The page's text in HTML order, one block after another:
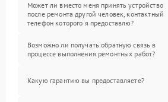
Может ли вместо меня принять устройство
после ремонта другой человек, контактный
телефон которого я предоставлю?
Возможно ли получать обратную связь в
процессе выполнения ремонтных работ?
Какую гарантию вы предоставляете?